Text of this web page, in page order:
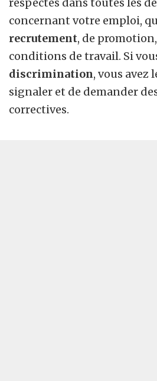
concernant votre emploi,
recrutement, de
conditions de travail. Si
discrimination, vous avez
signaler et de demander
correctives.